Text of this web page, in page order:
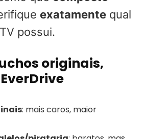
exatamente qual
possui.
originais,
: mais caros, maior